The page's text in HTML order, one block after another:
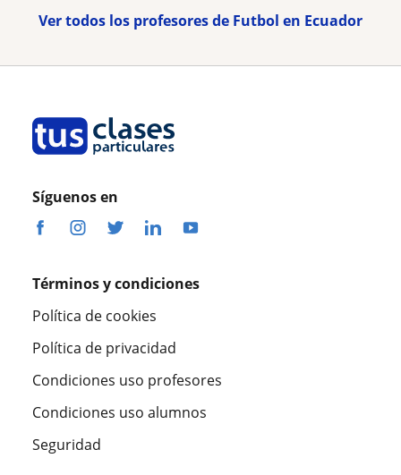
Ver todos los profesores de Futbol en Ecuador
Síguenos en
Términos y condiciones
Política de cookies
Política de privacidad
Condiciones uso profesores
Condiciones uso alumnos
Seguridad